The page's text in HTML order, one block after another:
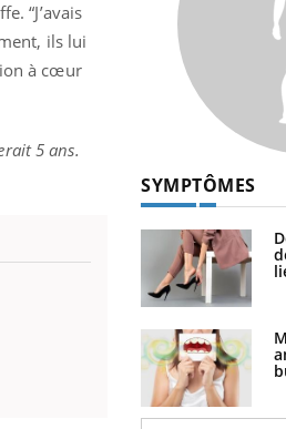
“J’avais
ils lui
à cœur
5 ans.
SYMPTÔMES